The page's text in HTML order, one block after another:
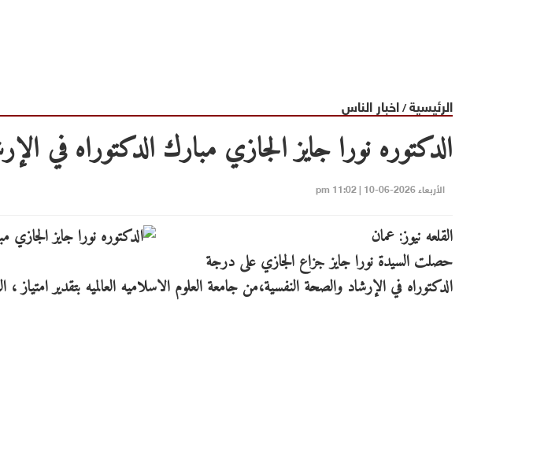
الرئيسية/اخبار الناس
الدكتوره نورا جايز الجازي مبارك الدكتوراه في
الأربعاء 2026-06-10 | 11:02 pm
القلعه نيوز: عمان
حصلت السيدة نورا جايز جزاع الجازي على درجة
الدكتوراه في الإرشاد والصحة النفسية،من جامعة العلوم الاسلاميه العالميه بتقدير